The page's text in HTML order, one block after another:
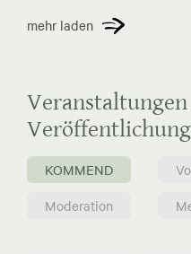
mehr laden
KOMMEND
Moderation